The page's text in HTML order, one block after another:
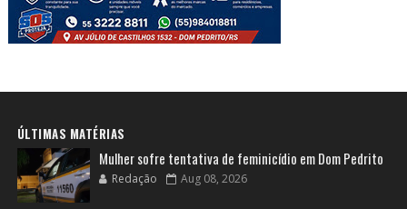
ÚLTIMAS MATÉRIAS
Mulher sofre tentativa de feminicídio em Dom Pedrito
Redação Aug 08, 2026